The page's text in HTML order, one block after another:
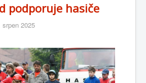
podporuje hasiče
srpen 2025